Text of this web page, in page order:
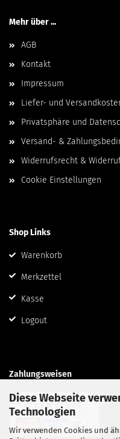
Diese Webseite
Technologien
Wir verwenden Cookies und
Mehr über ...
AGB
Kontakt
Impressum
Liefer- und
Privatsphäre und
Versand- &
Widerrufsrecht &
Cookie Einstellungen
Shop Links
Warenkorb
Merkzettel
Kasse
Logout
Zahlungsweisen